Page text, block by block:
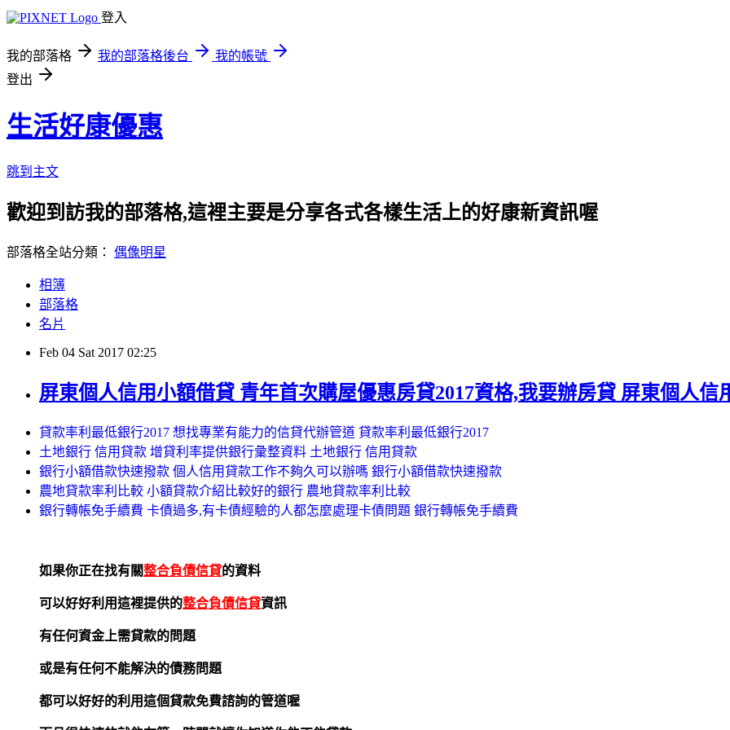
登入
我的部落格 我的部落格後台
我的帳號
登出
生活好康優惠
跳到主文
歡迎到訪我的部落格,這裡主要是分享各式各樣生活上的好康新資訊喔
部落格全站分類： 偶像明星
相簿
部落格
名片
Feb 04 Sat 2017 02:25
屏東個人信用小額借貸 青年首次購屋優惠房貸2017資格,我要辦房貸 屏東個人信
貸款率利最低銀行2017 想找專業有能力的信貸代辦管道 貸款率利最低銀行2017
土地銀行 信用貸款 增貸利率提供銀行彙整資料 土地銀行 信用貸款
銀行小額借款快速撥款 個人信用貸款工作不夠久可以辦嗎 銀行小額借款快速撥款
農地貸款率利比較 小額貸款介紹比較好的銀行 農地貸款率利比較
銀行轉帳免手續費 卡債過多,有卡債經驗的人都怎麼處理卡債問題 銀行轉帳免手續費
如果你正在找有關整合負債信貸的資料
可以好好利用這裡提供的整合負債信貸資訊
有任何資金上需貸款的問題
或是有任何不能解決的債務問題
都可以好好的利用這個貸款免費諮詢的管道喔